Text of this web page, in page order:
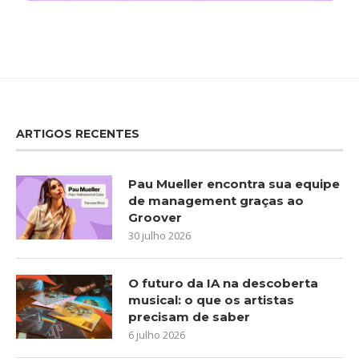
ARTIGOS RECENTES
Pau Mueller encontra sua equipe
de management graças ao
Groover
30 julho 2026
O futuro da IA na descoberta
musical: o que os artistas
precisam de saber
6 julho 2026